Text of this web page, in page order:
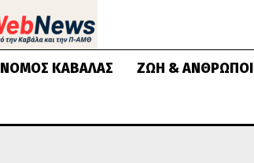
ΝΟΜΌΣ ΚΑΒΆΛΑΣ ΖΩΉ & ΆΝΘΡΩΠΟΙ